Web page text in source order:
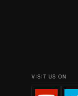
VISIT US ON